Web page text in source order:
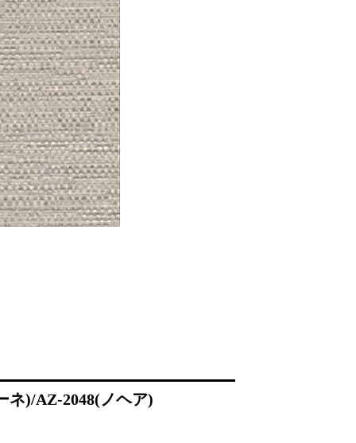
ネ)/AZ-2048(ノヘア)